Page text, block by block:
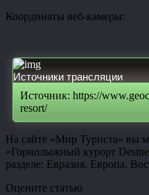
Координаты веб-камеры:
Источники трансляции
Источник: https://
resort/
На сайте «Мир Туриста» вы
«Горнолыжный курорт
разделе: Евразия, Европа,
Оцените статью